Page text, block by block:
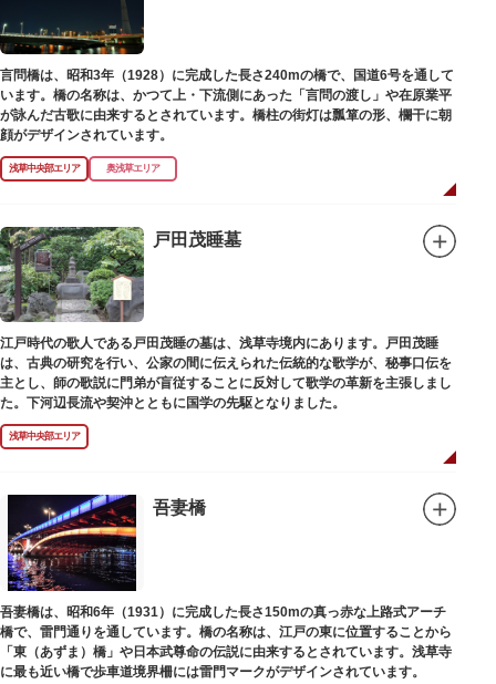
言問橋は、昭和3年（1928）に完成した長さ240mの橋で、国道6号を通して
います。橋の名称は、かつて上・下流側にあった「言問の渡し」や在原業平
が詠んだ古歌に由来するとされています。橋柱の街灯は瓢箪の形、欄干に朝
顔がデザインされています。
浅草中央部エリア 奥浅草エリア
戸田茂睡墓
江戸時代の歌人である戸田茂睡の墓は、浅草寺境内にあります。戸田茂睡
は、古典の研究を行い、公家の間に伝えられた伝統的な歌学が、秘事口伝を
主とし、師の歌説に門弟が盲従することに反対して歌学の革新を主張しまし
た。下河辺長流や契沖とともに国学の先駆となりました。
浅草中央部エリア
吾妻橋
吾妻橋は、昭和6年（1931）に完成した長さ150mの真っ赤な上路式アーチ
橋で、雷門通りを通しています。橋の名称は、江戸の東に位置することから
「東（あずま）橋」や日本武尊命の伝説に由来するとされています。浅草寺
に最も近い橋で歩車道境界柵には雷門マークがデザインされています。